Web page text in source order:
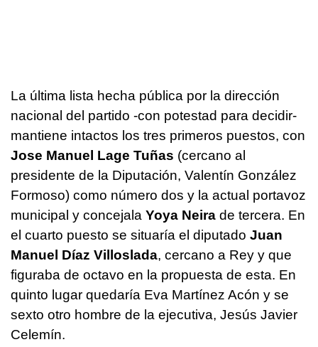
La última lista hecha pública por la dirección
nacional del partido -con potestad para decidir-
mantiene intactos los tres primeros puestos, con
Jose Manuel Lage Tuñas (cercano al
presidente de la Diputación, Valentín González
Formoso) como número dos y la actual portavoz
municipal y concejala Yoya Neira de tercera. En
el cuarto puesto se situaría el diputado Juan
Manuel Díaz Villoslada, cercano a Rey y que
figuraba de octavo en la propuesta de esta. En
quinto lugar quedaría Eva Martínez Acón y se
sexto otro hombre de la ejecutiva, Jesús Javier
Celemín.